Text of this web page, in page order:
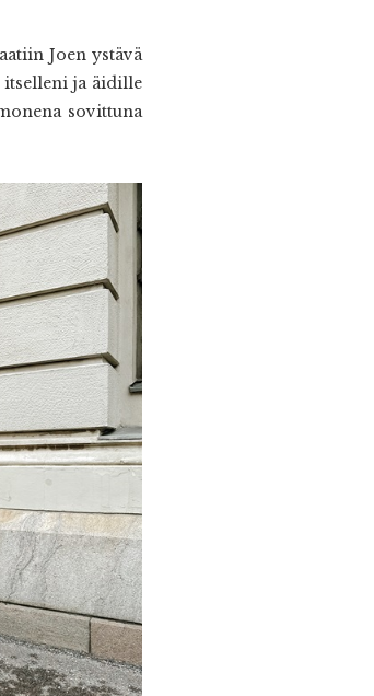
Joen ystävä
ja äidille
sovittuna